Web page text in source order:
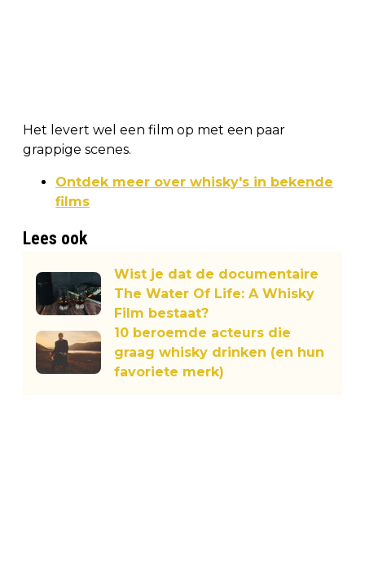
Het levert wel een film op met een paar
grappige scenes.
Ontdek meer over whisky's in bekende
films
Lees ook
Wist je dat de documentaire
The Water Of Life: A Whisky
Film bestaat?
10 beroemde acteurs die
graag whisky drinken (en hun
favoriete merk)